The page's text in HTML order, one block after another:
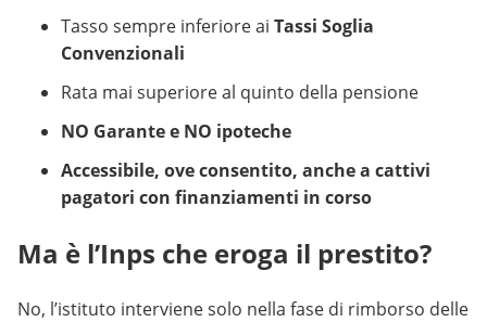
Tasso sempre inferiore ai Tassi Soglia
Convenzionali
Rata mai superiore al quinto della pensione
NO Garante e NO ipoteche
Accessibile, ove consentito, anche a cattivi
pagatori con finanziamenti in corso
Ma è l’Inps che eroga il prestito?
No, l’istituto interviene solo nella fase di rimborso delle